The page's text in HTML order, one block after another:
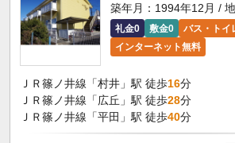
築年月：1994年12月 /
礼金0 敷金0
バス・トイ
インターネット無料
ＪＲ篠ノ井線「村井」駅 徒歩16分
ＪＲ篠ノ井線「広丘」駅 徒歩28分
ＪＲ篠ノ井線「平田」駅 徒歩40分